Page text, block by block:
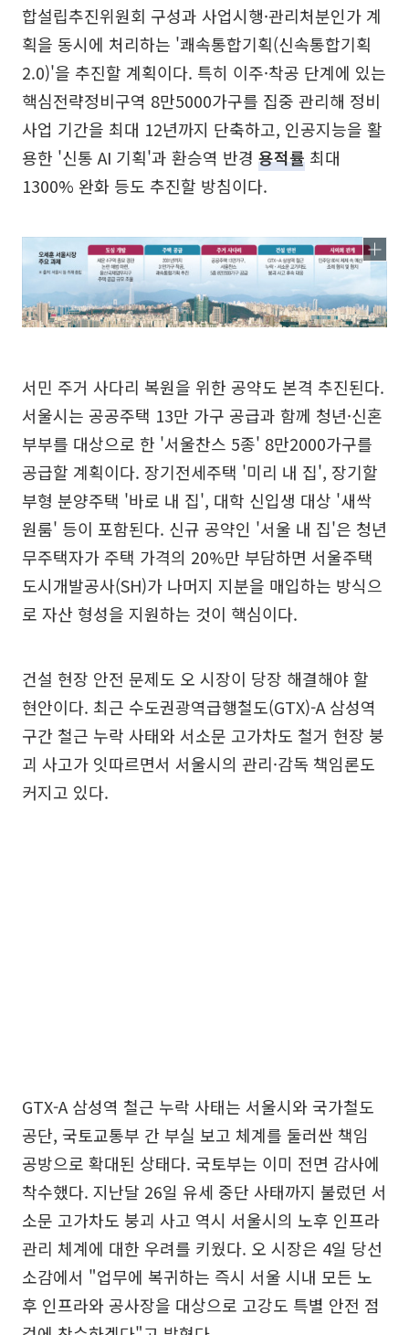
합설립추진위원회 구성과 사업시행·관리처분인가 계
획을 동시에 처리하는 '쾌속통합기획(신속통합기획
2.0)'을 추진할 계획이다. 특히 이주·착공 단계에 있는
핵심전략정비구역 8만5000가구를 집중 관리해 정비
사업 기간을 최대 12년까지 단축하고, 인공지능을 활
용한 '신통 AI 기획'과 환승역 반경 용적률 최대
1300% 완화 등도 추진할 방침이다.
서민 주거 사다리 복원을 위한 공약도 본격 추진된다.
서울시는 공공주택 13만 가구 공급과 함께 청년·신혼
부부를 대상으로 한 '서울찬스 5종' 8만2000가구를
공급할 계획이다. 장기전세주택 '미리 내 집', 장기할
부형 분양주택 '바로 내 집', 대학 신입생 대상 '새싹
원룸' 등이 포함된다. 신규 공약인 '서울 내 집'은 청년
무주택자가 주택 가격의 20%만 부담하면 서울주택
도시개발공사(SH)가 나머지 지분을 매입하는 방식으
로 자산 형성을 지원하는 것이 핵심이다.
건설 현장 안전 문제도 오 시장이 당장 해결해야 할
현안이다. 최근 수도권광역급행철도(GTX)-A 삼성역
구간 철근 누락 사태와 서소문 고가차도 철거 현장 붕
괴 사고가 잇따르면서 서울시의 관리·감독 책임론도
커지고 있다.
GTX-A 삼성역 철근 누락 사태는 서울시와 국가철도
공단, 국토교통부 간 부실 보고 체계를 둘러싼 책임
공방으로 확대된 상태다. 국토부는 이미 전면 감사에
착수했다. 지난달 26일 유세 중단 사태까지 불렀던 서
소문 고가차도 붕괴 사고 역시 서울시의 노후 인프라
관리 체계에 대한 우려를 키웠다. 오 시장은 4일 당선
소감에서 "업무에 복귀하는 즉시 서울 시내 모든 노
후 인프라와 공사장을 대상으로 고강도 특별 안전 점